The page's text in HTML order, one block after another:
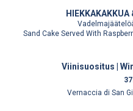
HIEKKAKAKKUA
Sand Cake Served With
Viinisuositus |
Vernaccia di San